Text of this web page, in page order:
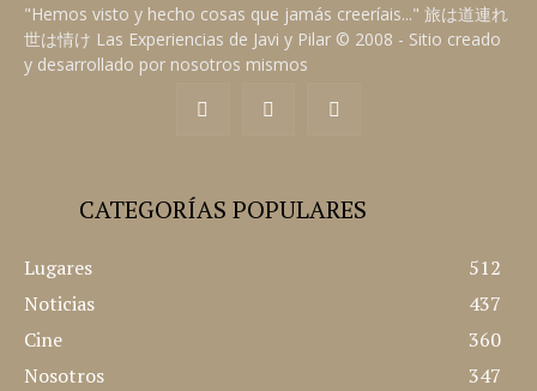
"Hemos visto y hecho cosas que jamás creeríais..." 旅は道連れ
世は情け Las Experiencias de Javi y Pilar © 2008 - Sitio creado
y desarrollado por nosotros mismos
CATEGORÍAS POPULARES
Lugares
512
Noticias
437
Cine
360
Nosotros
347